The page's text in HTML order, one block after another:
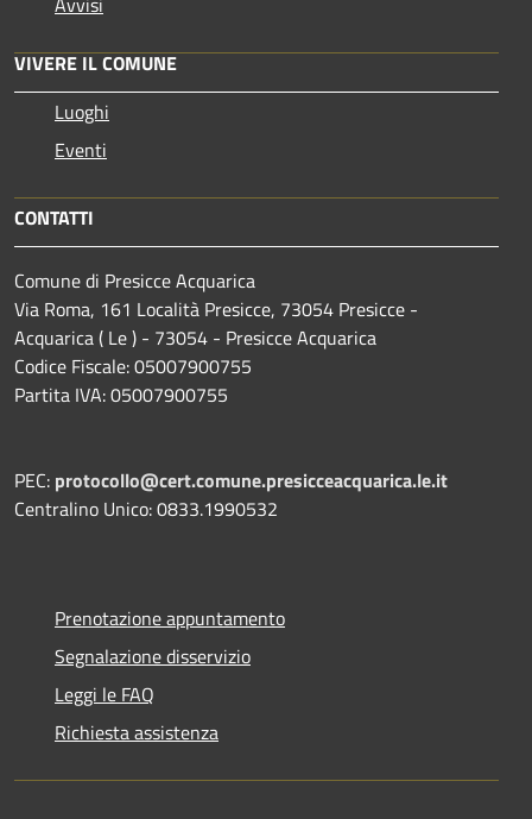
VIVERE IL COMUNE
Luoghi
Eventi
CONTATTI
Comune di Presicce Acquarica
Via Roma, 161 Località Presicce, 73054 Presicce -
Acquarica ( Le ) - 73054 - Presicce Acquarica
Codice Fiscale: 05007900755
Partita IVA: 05007900755
PEC: protocollo@cert.comune.presicceacquarica.le.it
Centralino Unico: 0833.1990532
Prenotazione appuntamento
Segnalazione disservizio
Leggi le FAQ
Richiesta assistenza